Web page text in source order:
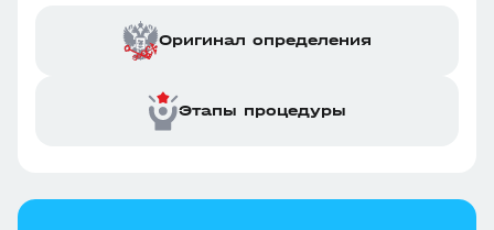
Оригинал определения
Этапы процедуры